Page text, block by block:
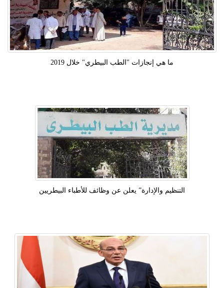
ما هي إنجازات "الطب البيطري" خلال 2019
التنظيم والإدارة” يعلن عن وظائف للأطباء البيطريين